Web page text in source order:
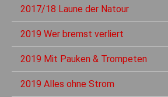
2017/18 Laune der Natour
2019 Wer bremst verliert
2019 Mit Pauken & Trompeten
2019 Alles ohne Strom